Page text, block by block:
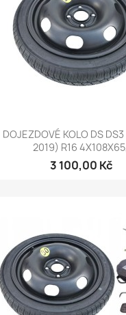
Rychlý
DOJEZDOVÉ KOLO DS
2019) R16
3 100,00 Kč